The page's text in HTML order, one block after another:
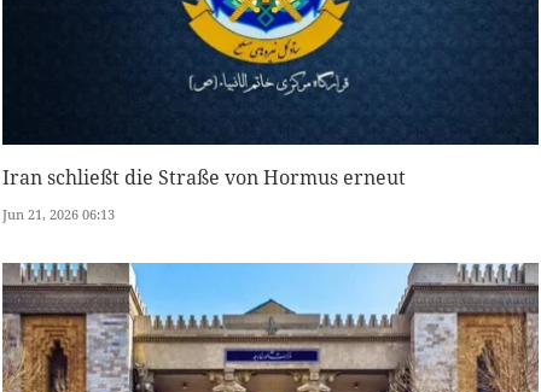
Iran schließt die Straße von Hormus erneut
Jun 21, 2026 06:13